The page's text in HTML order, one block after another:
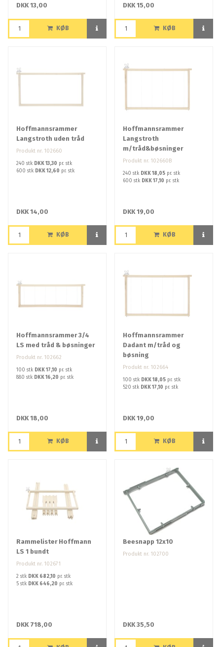
DKK 13,00
KØB
DKK 15,00
KØB
Hoffmannsrammer
Langstroth uden tråd
Produkt nr. 102660
240 stk DKK 13,30 pr. stk
600 stk DKK 12,60 pr. stk
DKK 14,00
KØB
Hoffmannsrammer
Langstroth
m/tråd&bøsninger
Produkt nr. 102660B
240 stk DKK 18,05 pr. stk
600 stk DKK 17,10 pr. stk
DKK 19,00
KØB
Hoffmannsrammer 3/4
LS med tråd & bøsninger
Produkt nr. 102662
100 stk DKK 17,10 pr. stk
880 stk DKK 16,20 pr. stk
DKK 18,00
KØB
Hoffmannsrammer
Dadant m/tråd og
bøsning
Produkt nr. 102664
100 stk DKK 18,05 pr. stk
520 stk DKK 17,10 pr. stk
DKK 19,00
KØB
Rammelister Hoffmann
LS 1 bundt
Produkt nr. 102671
2 stk DKK 682,10 pr. stk
5 stk DKK 646,20 pr. stk
DKK 718,00
Beesnapp 12x10
Produkt nr. 102700
DKK 35,50